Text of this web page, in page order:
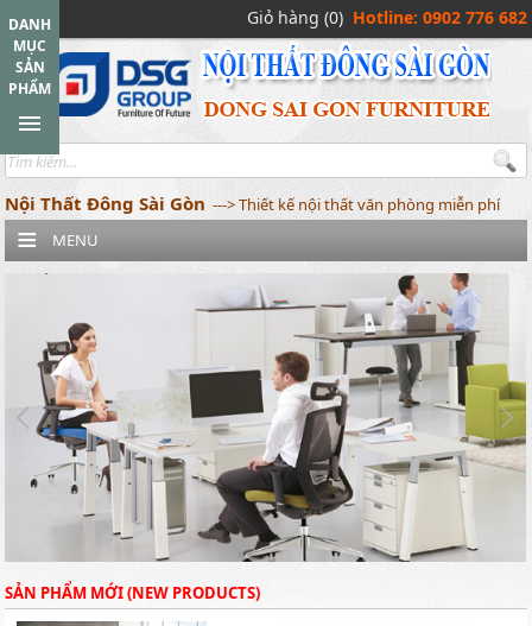
Giỏ hàng (0) Hotline: 0902 776 682
Nội Thất Đông Sài Gòn ---> Thiết kế nội thất văn phòng miễn phí
DANH
MỤC
SẢN
PHẨM
MENU
SẢN PHẨM MỚI (NEW PRODUCTS)